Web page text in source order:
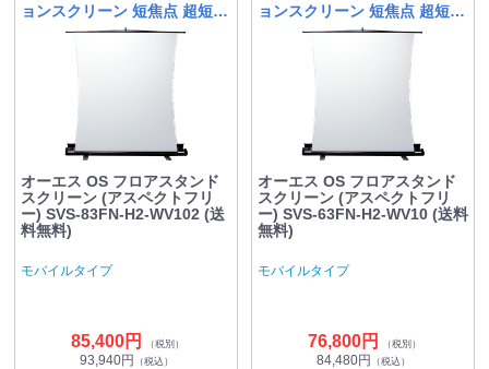
ョンスクリーン 短焦点 超短焦
点向け
オーエス OS フロアスタンド
スクリーン (アスペクトフリ
ー) SVS-83FN-H2-WV102 (送
料無料)
モバイルタイプ
85,400円 （税別）
93,940円 （税込）
ョンスクリーン 短焦点 超短焦
点向け
オーエス OS フロアスタンド
スクリーン (アスペクトフリ
ー) SVS-63FN-H2-WV10 (送料
無料)
モバイルタイプ
76,800円 （税別）
84,480円 （税込）